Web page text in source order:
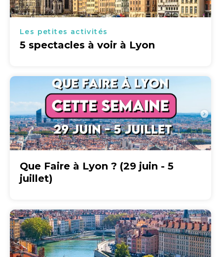
Les petites activités
5 spectacles à voir à Lyon
Que Faire à Lyon ? (29 juin - 5
juillet)